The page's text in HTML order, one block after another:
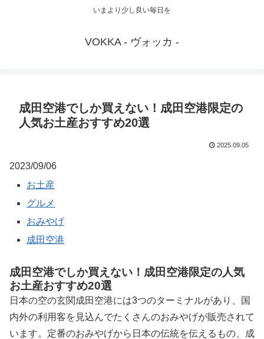
いまより少し良い毎日を
VOKKA - ヴォッカ -
成田空港でしか買えない！成田空港限定の
人気お土産おすすめ20選
2025.09.05
2023/09/06
お土産
グルメ
おみやげ
成田空港
成田空港でしか買えない！成田空港限定の人気
お土産おすすめ20選
日本の空の玄関成田空港には3つのターミナルがあり、国
内外の利用客を見込んでたくさんのおみやげが販売されて
います。定番のおみやげから日本の伝統を伝えるもの、成